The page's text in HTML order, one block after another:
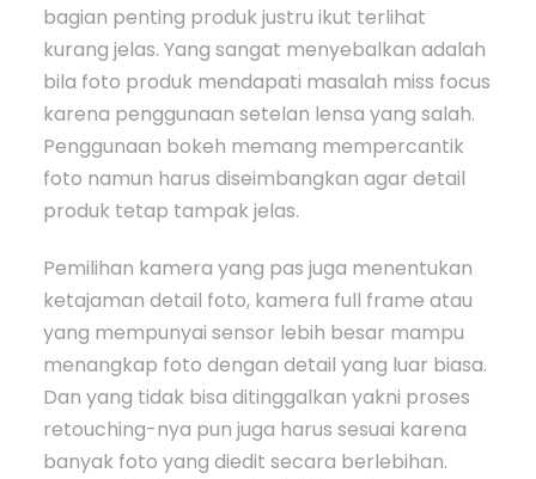
bagian penting produk justru ikut terlihat
kurang jelas. Yang sangat menyebalkan adalah
bila foto produk mendapati masalah miss focus
karena penggunaan setelan lensa yang salah.
Penggunaan bokeh memang mempercantik
foto namun harus diseimbangkan agar detail
produk tetap tampak jelas.
Pemilihan kamera yang pas juga menentukan
ketajaman detail foto, kamera full frame atau
yang mempunyai sensor lebih besar mampu
menangkap foto dengan detail yang luar biasa.
Dan yang tidak bisa ditinggalkan yakni proses
retouching-nya pun juga harus sesuai karena
banyak foto yang diedit secara berlebihan.